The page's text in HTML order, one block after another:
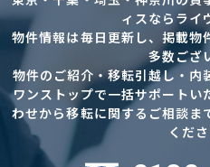
ィスならライ
物件情報は毎日更新し、掲載
多数ござ
物件のご紹介・移転引越し・内
ワンストップで一括サポート
わせから移転に関するご相談ま
くださ